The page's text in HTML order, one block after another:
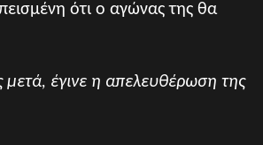
ότι ο αγώνας της θα
μετά, έγινε η απελευθέρωση της